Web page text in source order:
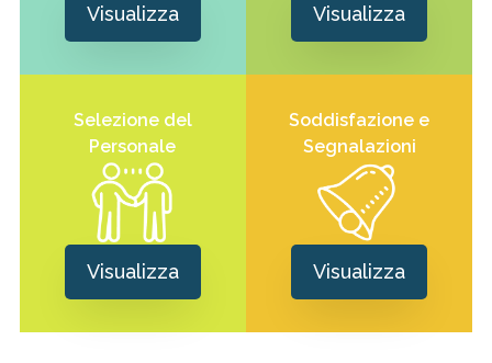
Visualizza Visualizza
Selezione del
Personale
Visualizza
Soddisfazione e
Segnalazioni
Visualizza